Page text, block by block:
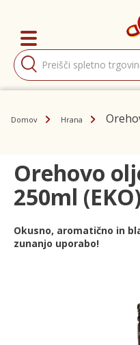
Products
search
Domov Hrana
Orehovo
250ml (EKO)
Okusno, aromatično in
zunanjo uporabo!